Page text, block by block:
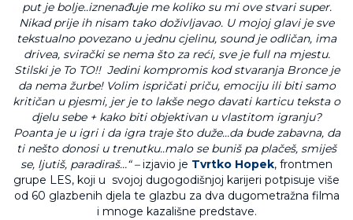
put je bolje..iznenađuje me koliko su mi ove stvari super.
Nikad prije ih nisam tako doživljavao. U mojoj glavi je sve
tekstualno povezano u jednu cjelinu, sound je odličan, ima
drivea, svirački se nema što za reći, sve je full na mjestu.
Stilski je To TO!! Jedini kompromis kod stvaranja Bronce je
da nema žurbe! Volim ispričati priču, emociju ili biti samo
kritičan u pjesmi, jer je to lakše nego davati karticu teksta o
djelu sebe + kako biti objektivan u vlastitom igranju?
Poanta je u igri i da igra traje što duže…da bude zabavna, da
ti nešto donosi u trenutku..malo se buniš pa plačeš, smiješ
se, ljutiš, paradiraš…“ –izjavio je Tvrtko Hopek, frontmen
grupe LES, koji u svojoj dugogodišnjoj karijeri potpisuje više
od 60 glazbenih djela te glazbu za dva dugometražna filma
i mnoge kazališne predstave.